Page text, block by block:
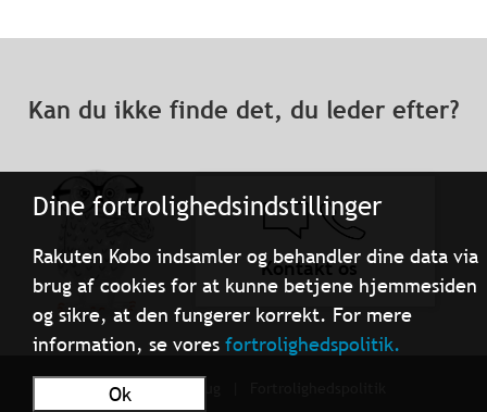
Dine fortrolighedsindstillinger
Rakuten Kobo indsamler og behandler dine data via
brug af cookies for at kunne betjene hjemmesiden
og sikre, at den fungerer korrekt. For mere
information, se voresfortrolighedspolitik.
Ok
Kan du ikke finde det, du leder efter?
Kontakt os
Betingelser for brug